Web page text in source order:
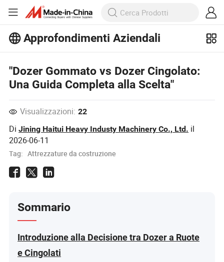
Approfondimenti Aziendali
"Dozer Gommato vs Dozer Cingolato:
Una Guida Completa alla Scelta"
Visualizzazioni: 22
DiJining Haitui Heavy Industy Machinery Co., Ltd. il
2026-06-11
Tag: Attrezzature da costruzione
Sommario
Introduzione alla Decisione tra Dozer a Ruote
e Cingolati